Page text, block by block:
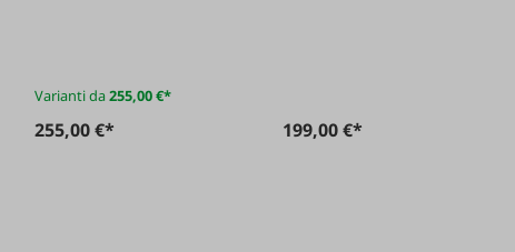
Varianti da255,00 €*
255,00 €* 199,00 €*